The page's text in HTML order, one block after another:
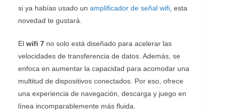
si ya habías usado un amplificador de señal wifi , esta
novedad te gustará.
El wifi 7 no solo está diseñado para acelerar las
velocidades de transferencia de datos. Además, se
enfoca en aumentar la capacidad para acomodar una
multitud de dispositivos conectados. Por eso, ofrece
una experiencia de navegación, descarga y juego en
línea incomparablemente más fluida.